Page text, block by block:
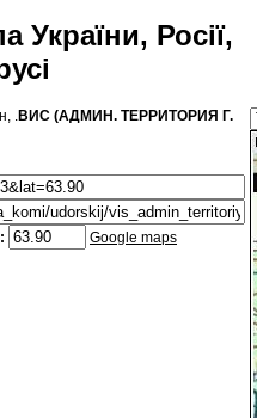
України, Росії,
.ВИС (АДМИН. ТЕРРИТОРИЯ Г.
Google maps